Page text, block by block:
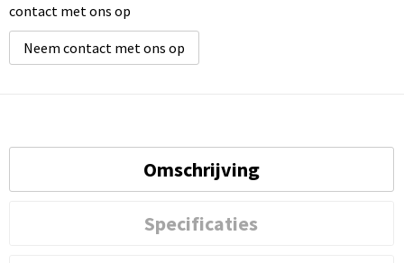
contact met ons op
Neem contact met ons op
Omschrijving
Specificaties